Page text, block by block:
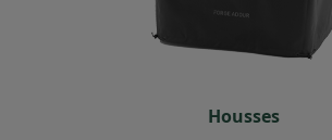
Housses